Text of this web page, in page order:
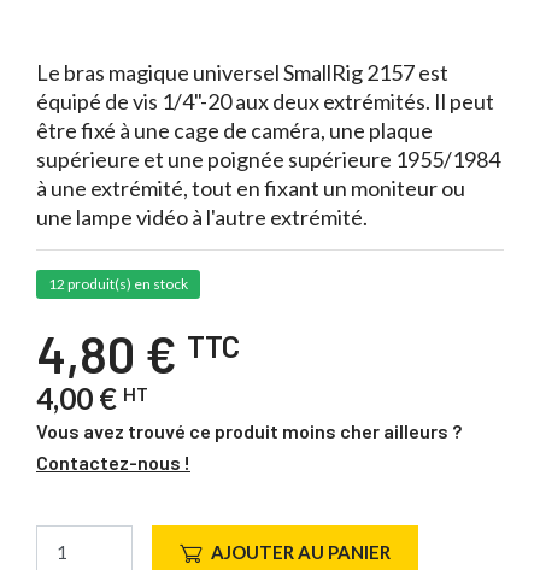
Le bras magique universel SmallRig 2157 est
équipé de vis 1/4"-20 aux deux extrémités. Il peut
être fixé à une cage de caméra, une plaque
supérieure et une poignée supérieure 1955/1984
à une extrémité, tout en fixant un moniteur ou
une lampe vidéo à l'autre extrémité.
12 produit(s) en stock
4,80 € TTC
4,00 € HT
Vous avez trouvé ce produit moins cher ailleurs ?
Contactez-nous !
AJOUTER AU PANIER